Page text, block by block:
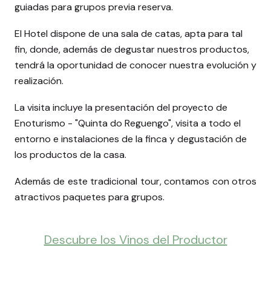
guiadas para grupos previa reserva.
El Hotel dispone de una sala de catas, apta para tal
fin, donde, además de degustar nuestros productos,
tendrá la oportunidad de conocer nuestra evolución y
realización.
La visita incluye la presentación del proyecto de
Enoturismo - "Quinta do Reguengo", visita a todo el
entorno e instalaciones de la finca y degustación de
los productos de la casa.
Además de este tradicional tour, contamos con otros
atractivos paquetes para grupos.
Descubre los Vinos del Productor